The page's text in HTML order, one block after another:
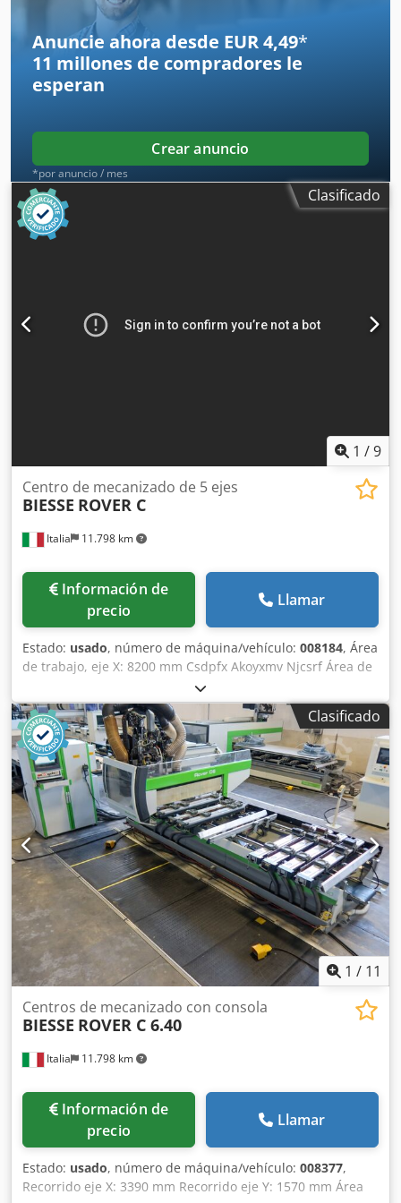
Anuncie ahora desde EUR 4,49*
11 millones de compradores le
esperan
Crear anuncio
*por anuncio / mes
Clasificado
1 /9
Italia 11.798 km
Centro de mecanizado de 5 ejes
BIESSE ROVER C
Información de
precio
Llamar
Estado: usado, número de máquina/vehículo: 008184, Área
de trabajo, eje X: 8200 mm Csdpfx Akoyxmv Njcsrf Área de
trabajo, eje Y: 1600 mm Mesa de trabajo: con soportes de
vacío Potencia del husillo principal: 13 kW Número de ejes
controlados: 5 ejes Número de posiciones para
herramientas: 22
Clasificado
1 / 11
Italia 11.798 km
Centros de mecanizado con consola
BIESSE ROVER C 6.40
Información de
precio
Llamar
Estado: usado, número de máquina/vehículo: 008377,
Recorrido eje X: 3390 mm Recorrido eje Y: 1570 mm Área